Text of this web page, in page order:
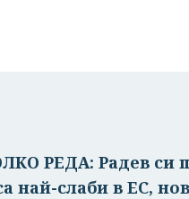
РЕДА: Радев си
най-слаби в ЕС,